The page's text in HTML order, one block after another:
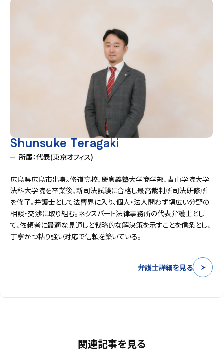
Shunsuke Teragaki
所属：代表(東京オフィス)
広島県広島市出身。修道高校、慶應義塾大学商学部、青山学院大学
法科大学院を卒業後、新司法試験に合格し最高裁判所司法研修所
を修了。弁護士として法曹界に入り、個人・法人問わず幅広い分野の
相談・交渉に取り組む。ネクスパート法律事務所の代表弁護士とし
て、依頼者に最適な見通しと戦略的な解決策を示すことを信条とし、
丁寧かつ粘り強い対応で信頼を築いている。
弁護士詳細を見る
関連記事を見る